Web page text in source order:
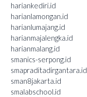
hariankediri.id
harianlamongan.id
harianlumajang.id
harianmajalengka.id
harianmalang.id
smanics-serpong.id
smapraditadirgantara.id
sman8jakarta.id
smalabschool.id